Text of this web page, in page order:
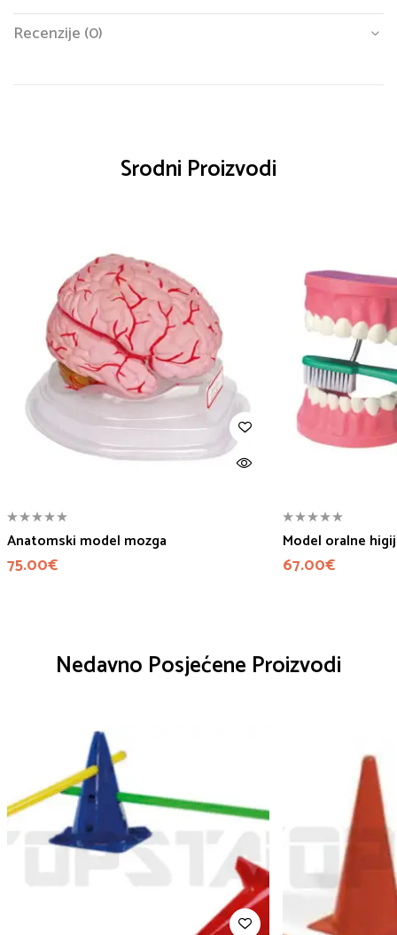
Recenzije (0)
Srodni Proizvodi
Anatomski model mozga
75.00€
Model oralne
67.00€
Nedavno Posjećene Proizvodi